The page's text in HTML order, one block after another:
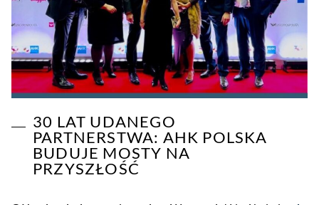
30 LAT UDANEGO
PARTNERSTWA: AHK POLSKA
BUDUJE MOSTY NA
PRZYSZŁOŚĆ